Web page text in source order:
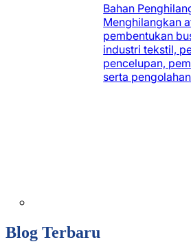
Bahan
Menghilangkan
pembentukan
industri tekstil,
pencelupan,
serta
Blog Terbaru